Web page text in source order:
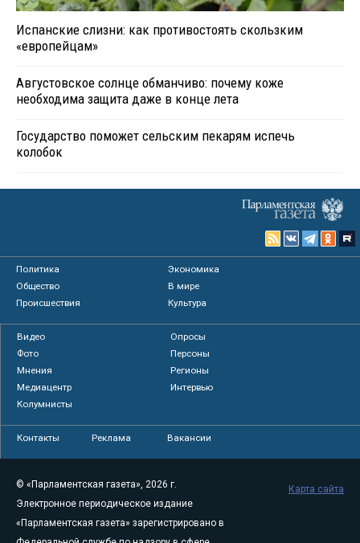
Испанские слизни: как противостоять скользким
«европейцам»
Августовское солнце обманчиво: почему коже
необходима защита даже в конце лета
Государство поможет сельским пекарям испечь
колобок
Политика
Экономика
Общество
В мире
Происшествия
Культура
Видео
Опросы
Фото
Персоны
Мнения
Регионы
Медиацентр
Интервью
Колумнисты
Контакты Реклама Вакансии
© «Парламентская газета», 2026 г.
Электронное периодическое издание
«Парламентская газета» зарегистрировано в
Карта сайта